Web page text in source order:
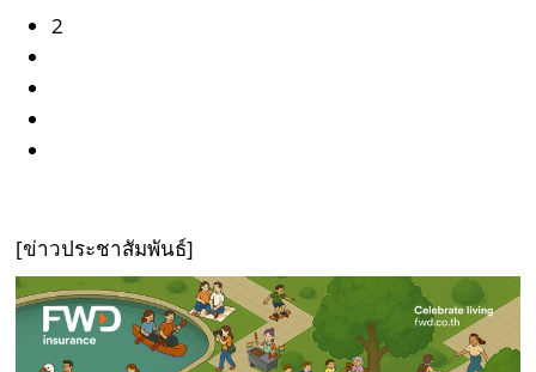
m
2
[ข่าวประชาสัมพันธ์]